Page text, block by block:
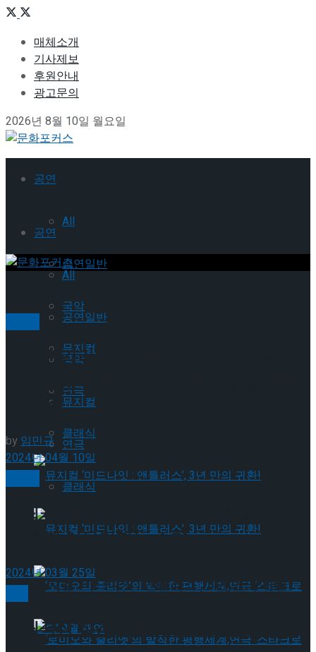
매체소개
기사제보
후원안내
광고문의
2026년 8월 10일 월요일
공연
All
공연일반
국악
뮤지컬
연극
클래식
뮤지컬 ‘미드나잇 : 앤틀러스’, 3년 만의 귀환!
공연
All
공연일반
국악
뮤지컬
연극
클래식
뮤지컬 ‘미드나잇 : 앤틀러스’, 3년 만의 귀환!
새로운 감각을 깨워주는 이야기와 놀이,
국립관현악단 어린이 음악회 ‘별별땅땅’
선보여
by임민규
2024년 04월 10일
국립극장 ‘2024 함께, 봄’, 다름을 품어내
고 함께 어우러지는 소리
2024년 03월 25일
국립극장 실감 영상 체험관 ‘별별실감극